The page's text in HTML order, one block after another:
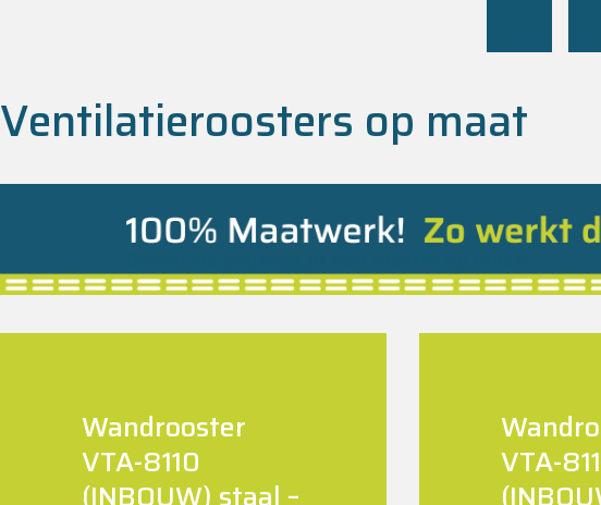
Ventilatieroosters op maat
Wandrooster
VTA-8110
(INBOUW) staal –
VTA-